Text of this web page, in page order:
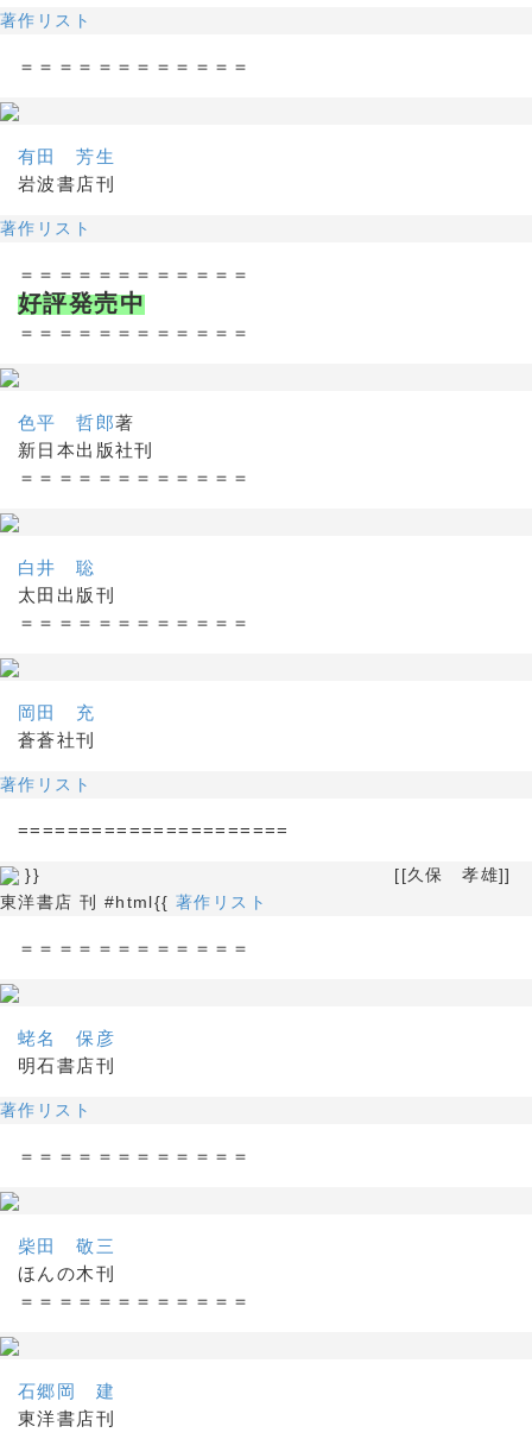
著作リスト
＝＝＝＝＝＝＝＝＝＝＝＝
有田 芳生
岩波書店刊
著作リスト
＝＝＝＝＝＝＝＝＝＝＝＝
好評発売中
＝＝＝＝＝＝＝＝＝＝＝＝
色平 哲郎著
新日本出版社刊
＝＝＝＝＝＝＝＝＝＝＝＝
白井 聡
太田出版刊
＝＝＝＝＝＝＝＝＝＝＝＝
岡田 充
蒼蒼社刊
著作リスト
======================
}} [[久保 孝雄]]
東洋書店 刊 #html{{ 著作リスト
＝＝＝＝＝＝＝＝＝＝＝＝
蛯名 保彦
明石書店刊
著作リスト
＝＝＝＝＝＝＝＝＝＝＝＝
柴田 敬三
ほんの木刊
＝＝＝＝＝＝＝＝＝＝＝＝
石郷岡 建
東洋書店刊